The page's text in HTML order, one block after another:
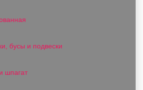
бусы и подвески
шпагат